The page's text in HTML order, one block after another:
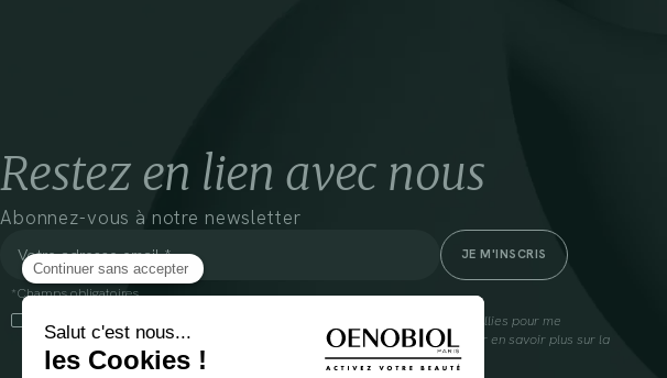
Restez en lien avec nous
Abonnez-vous à notre newsletter
*Champs obligatoires
En cliquant sur cette case, j’accepte que Cooper(1) traite les données recueillies pour me
communiquer des informations commerciales sur ses produits et offres. Pour en savoir plus sur la
gestion de vos données et vos droits, rendez-vousici